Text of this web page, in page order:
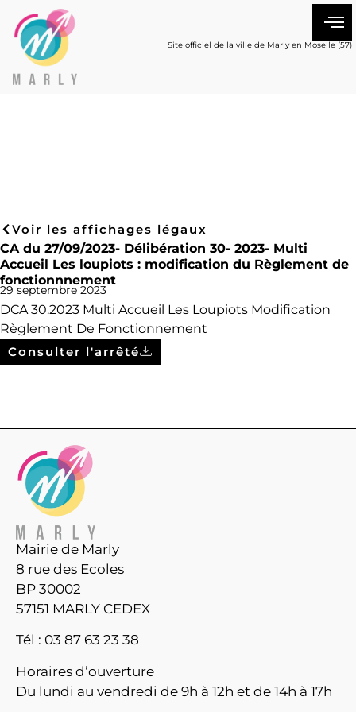
Site officiel de la ville de Marly en Moselle (57)
Voir les affichages légaux
CA du 27/09/2023- Délibération 30- 2023- Multi
Accueil Les loupiots : modification du Règlement de
fonctionnnement
29 septembre 2023
DCA 30.2023 Multi Accueil Les Loupiots Modification
Règlement De Fonctionnement
Consulter l'arrêté
Mairie de Marly
8 rue des Ecoles
BP 30002
57151 MARLY CEDEX
Tél : 03 87 63 23 38
Horaires d’ouverture
Du lundi au vendredi de 9h à 12h et de 14h à 17h